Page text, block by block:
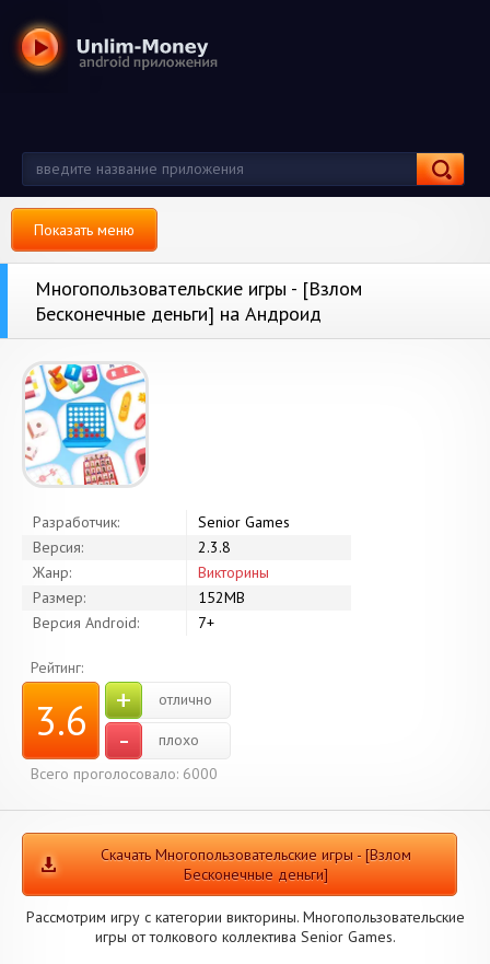
Показать меню
Многопользовательские игры - [Взлом
Бесконечные деньги] на Андроид
Разработчик:
Senior Games
Версия:
2.3.8
Жанр:
Викторины
Размер:
152MB
Версия Android:
7+
Рейтинг:
3.6 + отлично
-
плохо
Всего проголосовало: 6000
Скачать Многопользовательские игры - [Взлом
Бесконечные деньги]
Рассмотрим игру с категории викторины. Многопользовательские
игры от толкового коллектива Senior Games.